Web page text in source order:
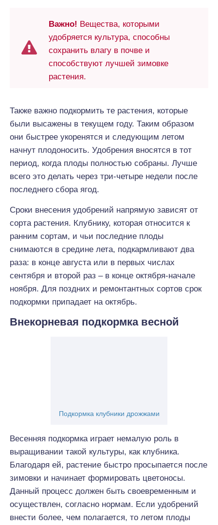
Важно! Вещества, которыми
удобряется культура, способны
сохранить влагу в почве и
способствуют лучшей зимовке
растения.
Также важно подкормить те растения, которые
были высажены в текущем году. Таким образом
они быстрее укоренятся и следующим летом
начнут плодоносить. Удобрения вносятся в тот
период, когда плоды полностью собраны. Лучше
всего это делать через три-четыре недели после
последнего сбора ягод.
Сроки внесения удобрений напрямую зависят от
сорта растения. Клубнику, которая относится к
ранним сортам, и чьи последние плоды
снимаются в средине лета, подкармливают два
раза: в конце августа или в первых числах
сентября и второй раз – в конце октября-начале
ноября. Для поздних и ремонтантных сортов срок
подкормки припадает на октябрь.
Внекорневая подкормка весной
Подкормка клубники дрожжами
Весенняя подкормка играет немалую роль в
выращивании такой культуры, как клубника.
Благодаря ей, растение быстро просыпается после
зимовки и начинает формировать цветоносы.
Данный процесс должен быть своевременным и
осуществлен, согласно нормам. Если удобрений
внести более, чем полагается, то летом плоды